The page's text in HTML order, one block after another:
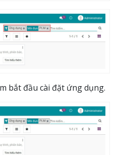
bắt đầu cài đặt ứng dụng.